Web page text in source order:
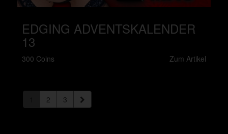
EDGING ADVENTSKALENDER
13
300 Coins Zum Artikel
2 3